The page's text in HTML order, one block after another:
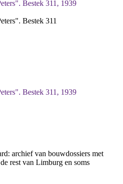
Bestek 311, 1939
Bestek 311
Bestek 311, 1939
archief van bouwdossiers met
rest van Limburg en soms